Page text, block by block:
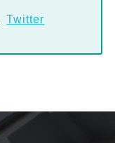
、Twitter